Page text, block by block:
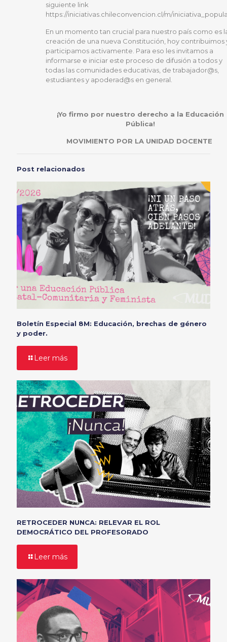
siguiente link
https://iniciativas.chileconvencion.cl/m/
En un momento tan crucial para nuestro país como es
creación de una nueva Constitución, hoy contribuimos
participamos activamente. Para eso les invitamos a
informarse e iniciar este proceso de difusión a todos y
todas las comunidades educativas, de trabajador@s,
estudiantes y apoderad@s en general.
¡Yo firmo por nuestro derecho a la Educación
Pública!
MOVIMIENTO POR LA UNIDAD DOCENTE
Post relacionados
Boletín Especial 8M: Educación, brechas de género
y poder.
Leer más
RETROCEDER NUNCA: RELEVAR EL ROL
DEMOCRÁTICO DEL PROFESORADO
Leer más